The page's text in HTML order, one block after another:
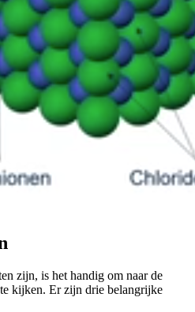
zijn, is het handig om naar de
kijken. Er zijn drie belangrijke